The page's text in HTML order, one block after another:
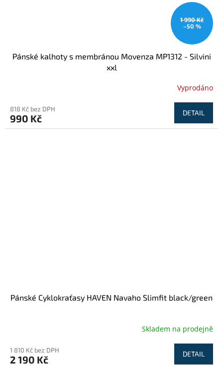
1 990 Kč
–50 %
Pánské kalhoty s membránou Movenza MP1312 - Silvini
xxl
Vyprodáno
818 Kč bez DPH
990 Kč DETAIL
Pánské Cyklokraťasy HAVEN Navaho Slimfit black/green
Skladem na prodejně
1 810 Kč bez DPH
2 190 Kč DETAIL